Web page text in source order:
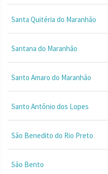
Santa Quitéria do Maranhão
Santana do Maranhão
Santo Amaro do Maranhão
Santo Antônio dos Lopes
São Benedito do Rio Preto
São Bento